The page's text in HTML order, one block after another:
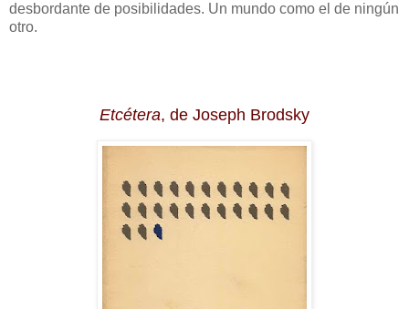
desbordante de posibilidades. Un mundo como el de ningún
otro.
Etcétera, de Joseph Brodsky